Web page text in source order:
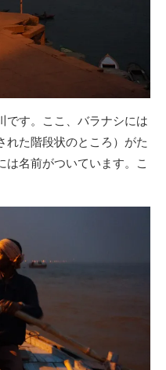
です。ここ、バラナシには
れた階段状のところ）がた
は名前がついています。こ